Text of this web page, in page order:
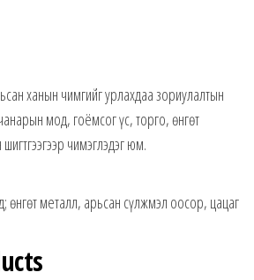
ханын чимгийг урлахдаа зориулалтын
мод, гоёмсог үс, торго, өнгөт
чимэглэдэг юм.
өнгөт металл, арьсан сүлжмэл оосор, цацаг